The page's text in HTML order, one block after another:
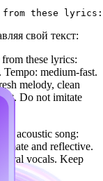
свой текст:
these lyrics:
medium-fast.
melody, clean
Do not imitate
acoustic song:
and reflective.
vocals. Keep